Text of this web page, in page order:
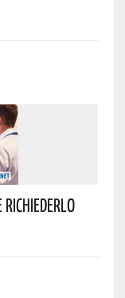
Richiederlo